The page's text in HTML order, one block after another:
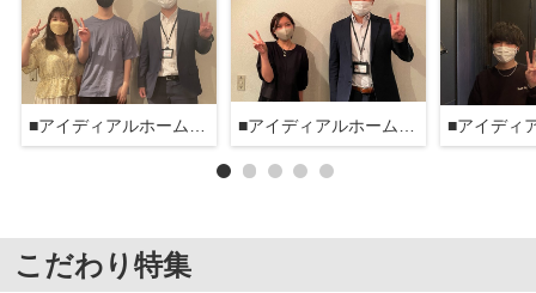
こだわり特集